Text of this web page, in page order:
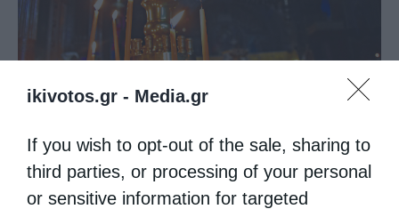
ikivotos.gr - Media.gr
If you wish to opt-out of the sale, sharing to
third parties, or processing of your personal
or sensitive information for targeted
Άρθρα